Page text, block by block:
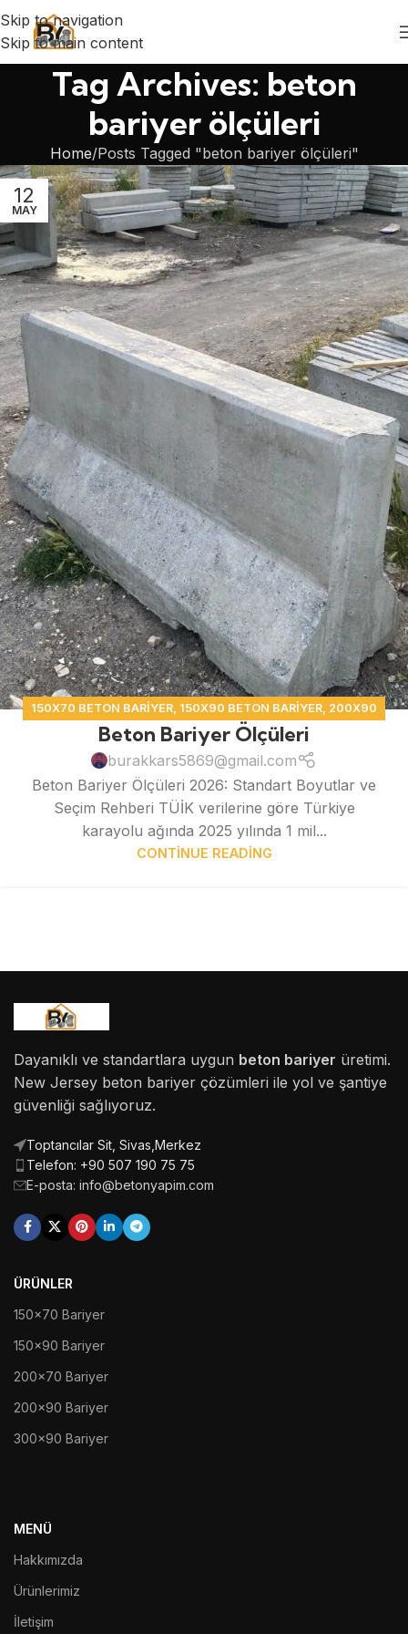
Skip to navigation
Skip to main content
Tag Archives: beton
bariyer ölçüleri
Home Posts Tagged "beton bariyer ölçüleri"
12
MAY
150X70 BETON BARIYER, 150X90 BETON BARIYER, 200X90
BETON BARIYER,BETON BARIYER
Beton Bariyer Ölçüleri
burakkars5869@gmail.com
Beton Bariyer Ölçüleri 2026: Standart Boyutlar ve
Seçim Rehberi TÜİK verilerine göre Türkiye
karayolu ağında 2025 yılında 1 mil...
CONTINUE READING
Dayanıklı ve standartlara uygun beton bariyer üretimi.
New Jersey beton bariyer çözümleri ile yol ve şantiye
güvenliği sağlıyoruz.
Toptancılar Sit, Sivas,Merkez
Telefon: +90 507 190 75 75
E-posta: info@betonyapim.com
ÜRÜNLER
150x70 Bariyer
150x90 Bariyer
200x70 Bariyer
200x90 Bariyer
300x90 Bariyer
MENÜ
Hakkımızda
Ürünlerimiz
İletişim